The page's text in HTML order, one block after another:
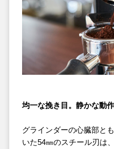
均一な挽き目。静かな動作
グラインダーの心臓部と
いた54㎜のスチール刃は